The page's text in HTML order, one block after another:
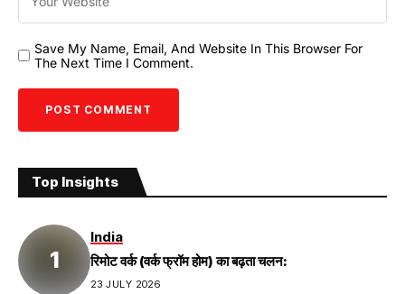
Save My Name, Email, And Website In This Browser For
The Next Time I Comment.
Top Insights
India
रिमोट वर्क (वर्क फ्रॉम होम) का बढ़ता चलन:
23 JULY 2026